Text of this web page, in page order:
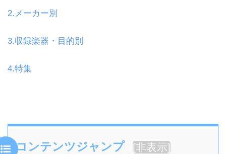
2.メーカー別
3.収録楽器・目的別
4.特集
コンテンツジャンプ [非表示]